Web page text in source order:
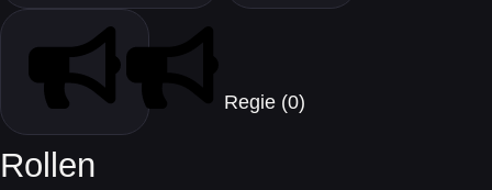
Regie (0)
Rollen